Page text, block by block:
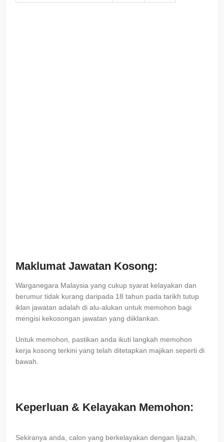
Maklumat Jawatan Kosong:
Warganegara Malaysia yang cukup syarat kelayakan dan
berumur tidak kurang daripada 18 tahun pada tarikh tutup
iklan jawatan adalah di alu-alukan untuk memohon bagi
mengisi kekosongan jawatan yang diiklankan.
Untuk memohon, pastikan anda ikuti langkah memohon
kerja kosong terkini yang telah ditetapkan majikan seperti di
bawah.
Keperluan & Kelayakan Memohon:
Sekiranya anda, calon yang berkelayakan dengan Ijazah,